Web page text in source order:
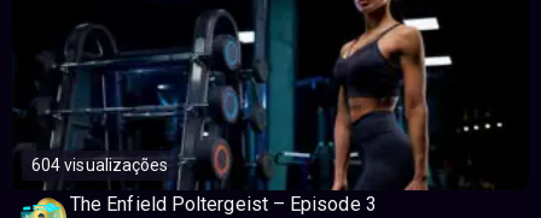
604 visualizações
The Enfield Poltergeist – Episode 3